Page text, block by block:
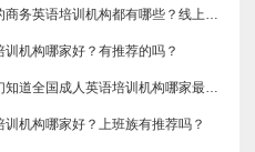
目前比较热门的商务英语培训机构都有哪些？线上好吗？还是线下呢？
训机构哪家好？有推荐的吗？
想问一下！你们知道全国成人英语培训机构哪家最好吗？收费多少呢？
训机构哪家好？上班族有推荐吗？